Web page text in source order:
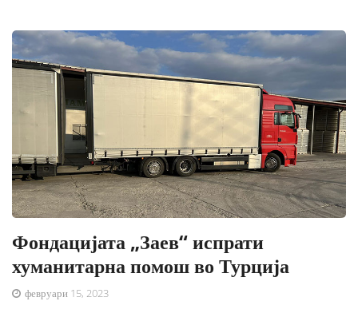
Фондацијата „Заев“ испрати
хуманитарна помош во Турција
февруари 15, 2023